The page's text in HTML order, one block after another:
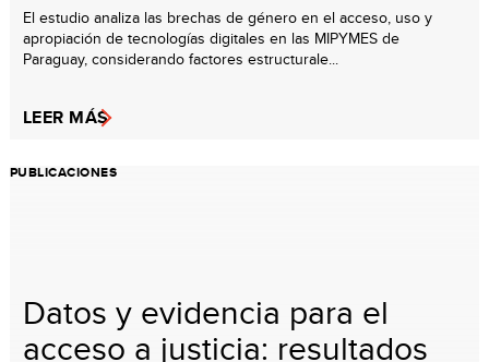
El estudio analiza las brechas de género en el acceso, uso y
apropiación de tecnologías digitales en las MIPYMES de
Paraguay, considerando factores estructurale...
LEER MÁS
PUBLICACIONES
Datos y evidencia para el
acceso a justicia: resultados